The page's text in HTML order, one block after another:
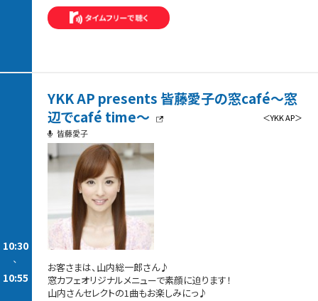
10:30
-
10:55
YKK AP presents 皆藤愛子の窓café～窓
辺でcafé time～
＜YKK AP＞
皆藤愛子
お客さまは、山内総一郎さん♪
窓カフェオリジナルメニューで素顔に迫ります！
山内さんセレクトの1曲もお楽しみにっ♪